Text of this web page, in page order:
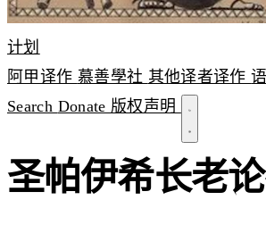
计划
阿甲译作 慕善學社 其他译者译作
Search Donate 版权声明
圣帕伊希长老